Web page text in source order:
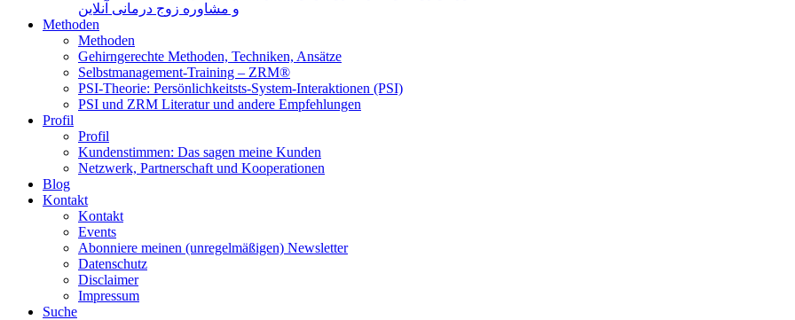
و مشاوره زوج درمانی آنلاین
Methoden
Methoden
Gehirngerechte Methoden, Techniken, Ansätze
Selbstmanagement-Training – ZRM®
PSI-Theorie: Persönlichkeitsts-System-Interaktionen (PSI)
PSI und ZRM Literatur und andere Empfehlungen
Profil
Profil
Kundenstimmen: Das sagen meine Kunden
Netzwerk, Partnerschaft und Kooperationen
Blog
Kontakt
Kontakt
Events
Abonniere meinen (unregelmäßigen) Newsletter
Datenschutz
Disclaimer
Impressum
Suche